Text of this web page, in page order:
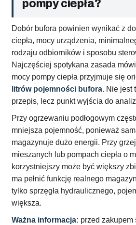
pompy ciepła?
Dobór bufora powinien wynikać z
ciepła, mocy urządzenia,
rodzaju odbiorników i sposobu
Najczęściej spotykana zasada
mocy pompy ciepła przyjmuje się
litrów pojemności bufora. Nie jest
przepis, lecz punkt wyjścia do
Przy ogrzewaniu podłogowym
mniejsza pojemność, ponieważ
magazynuje dużo energii. Przy
mieszanych lub pompach ciepła o
korzystniejszy może być większy
ma pełnić funkcję realnego
tylko sprzęgła hydraulicznego,
większa.
Ważna informacja: przed zakupem